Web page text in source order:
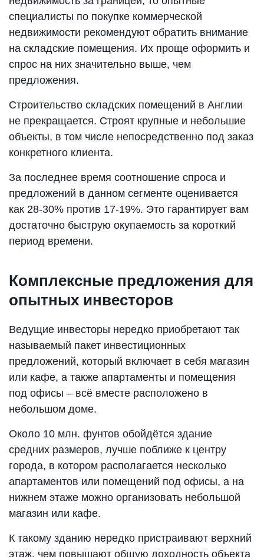
специалисты по покупке коммерческой
недвижимости рекомендуют обратить внимание
на складские помещения. Их проще оформить и
спрос на них значительно выше, чем
предложения.
Строительство складских помещений в Англии
не прекращается. Строят крупные и небольшие
объекты, в том числе непосредственно под заказ
конкретного клиента.
За последнее время соотношение спроса и
предложений в данном сегменте оценивается
как 28-30% против 17-19%. Это гарантирует вам
достаточно быструю окупаемость за короткий
период времени.
Комплексные предложения для
опытных инвесторов
Ведущие инвесторы нередко приобретают так
называемый пакет инвестиционных
предложений, который включает в себя магазин
или кафе, а также апартаменты и помещения
под офисы – всё вместе расположено в
небольшом доме.
Около 10 млн. фунтов обойдётся здание
средних размеров, лучше поближе к центру
города, в котором располагается несколько
апартаментов или помещений под офисы, а на
нижнем этаже можно организовать небольшой
магазин или кафе.
К такому зданию нередко пристраивают верхний
этаж, чем повышают общую доходность объекта